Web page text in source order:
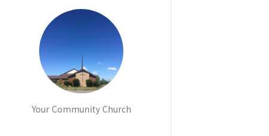
Your Community Church